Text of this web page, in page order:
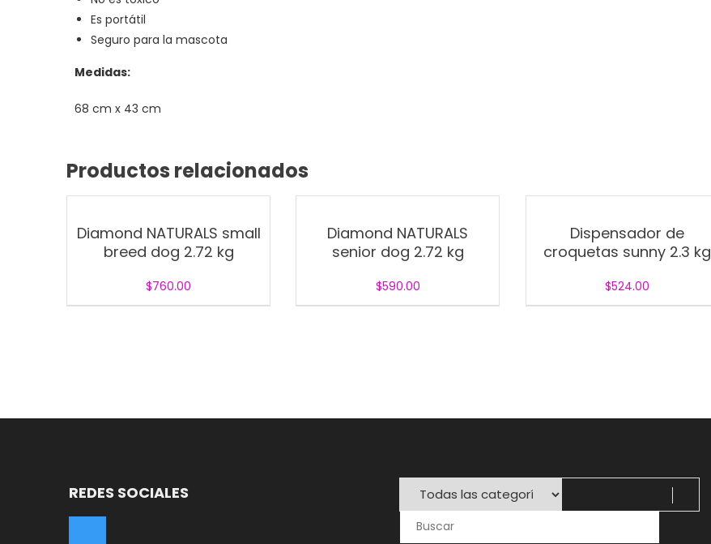
Es portátil
Seguro para la mascota
Medidas:
68 cm x 43 cm
Productos relacionados
Diamond NATURALS small
breed dog 2.72 kg
$760.00
Diamond NATURALS
senior dog 2.72 kg
$590.00
Dispensador de
croquetas sunny 2.3 kg
$524.00
REDES SOCIALES